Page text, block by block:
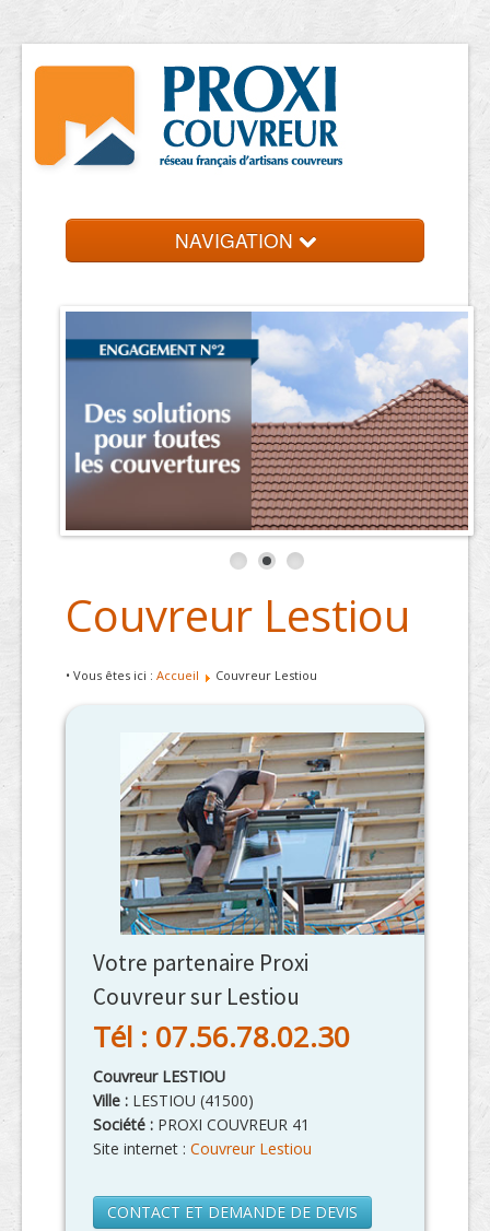
NAVIGATION
Couvreur Lestiou
• Vous êtes ici : Accueil Couvreur Lestiou
Votre partenaire Proxi
Couvreur sur Lestiou
Tél : 07.56.78.02.30
Couvreur LESTIOU
Ville : LESTIOU (41500)
Société : PROXI COUVREUR 41
Site internet : Couvreur Lestiou
CONTACT ET DEMANDE DE DEVIS